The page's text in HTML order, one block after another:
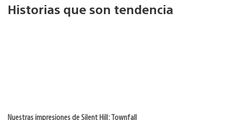
Historias que son tendencia
Nuestras impresiones de Silent Hill: Townfall